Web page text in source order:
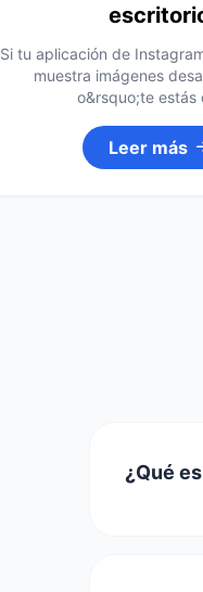
Si tu aplicación de
muestra imágenes
o&rsquo;te estás
Leer más
¿Qué